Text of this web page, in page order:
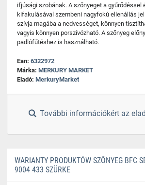
ifjúsági szobának. A szőnyeget a gyűrődéssel
kifakulásával szembeni nagyfokú ellenállás
szívja magába a nedvességet, könnyen
vagyis könnyen porszívózható. A szőnyeg
padlófűtéshez is használható.
Ean: 6322972
Márka: MERKURY MARKET
Eladó: MerkuryMarket
További információkért az
WARIANTY PRODUKTÓW SZŐNYEG BFC
9004 433 SZÜRKE